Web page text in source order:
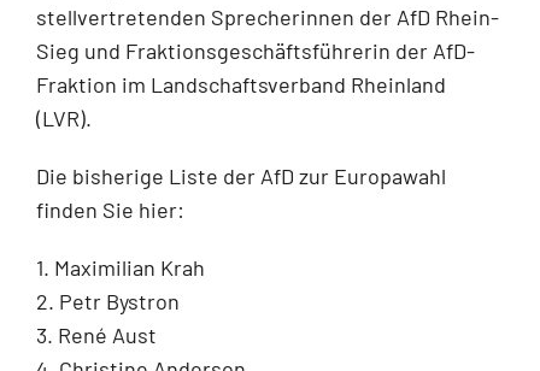
stellvertretenden Sprecherinnen der AfD Rhein-
Sieg und Fraktionsgeschäftsführerin der AfD-
Fraktion im Landschaftsverband Rheinland
(LVR).
Die bisherige Liste der AfD zur Europawahl
finden Sie hier:
1. Maximilian Krah
2. Petr Bystron
3. René Aust